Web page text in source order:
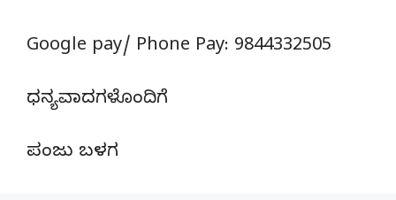
Google pay/ Phone Pay: 9844332505
ಧನ್ಯವಾದಗಳೊಂದಿಗೆ
ಪಂಜು ಬಳಗ